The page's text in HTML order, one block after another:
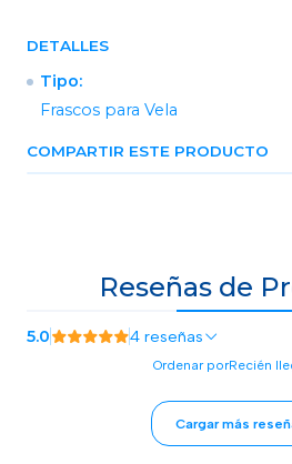
DETALLES
Tipo:
Frascos para Vela
COMPARTIR ESTE PRODUCTO
Reseñas de
5.0 4 reseñas
Ordenar porRecién
Cargar más